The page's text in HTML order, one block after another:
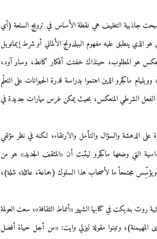
جاذبية التغليف هي نقطة الأساس في ترويج السلعة (أي
هو الذي ينطبق عليه مفهوم البيلدونج الألماني أو شرط إيمانويل
هو المطلوب، حينذاك خفتت أفكار كانط، وسابر آود،
ماكجرو الذين اهتموا بدراسة قدرة الحيوانات على التعلّم
الفعل الشرطي المنعكس، بحيث يمكن غرس مهارات جديدة في
الدهشة والسؤال والتأمل والارتقاء، لكنه في نظر مؤلفي
التي وضعها ماكجرو ليثبت أن «المثقف الجديد» هو من
مجتمعاً ما لأصحاب هذا السلوك (جماعة، عائلة، شلة)،
روث بنديكت في كتابها الشهير «أنماط الثقافة»، سعت العولمة
المهيمنة)، وتبنوا مقولة ليزلي وايت: «من أجل حياة أفضل